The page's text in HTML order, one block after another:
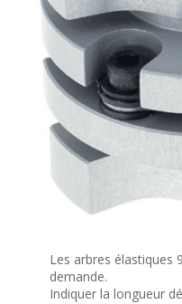
Les arbres élastiques
demande.
Indiquer la longueur